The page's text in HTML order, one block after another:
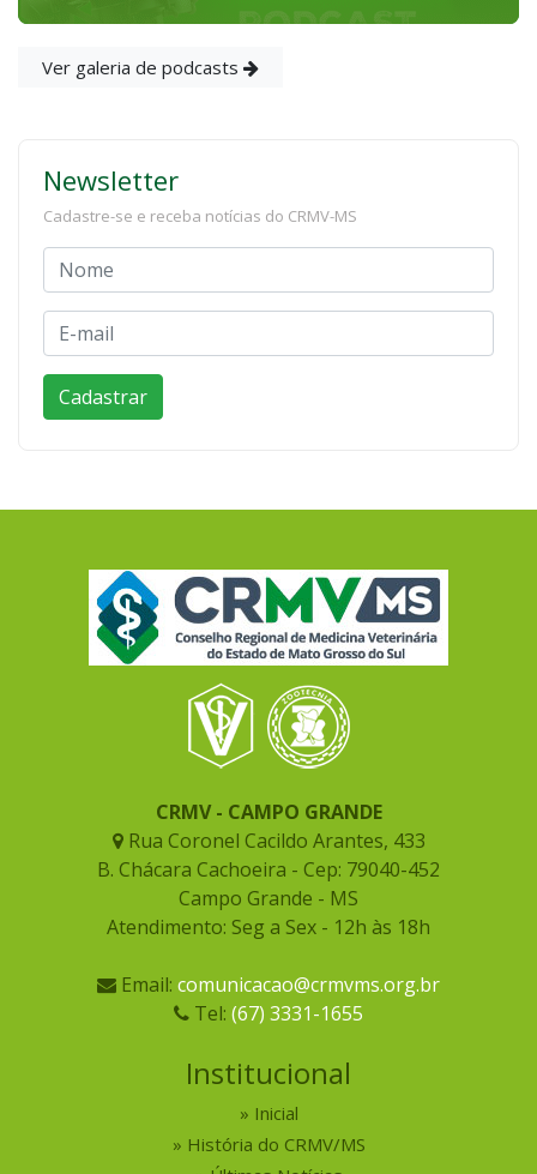
Ver galeria de podcasts
Newsletter
Cadastre-se e receba notícias do CRMV-MS
CRMV - CAMPO GRANDE
Rua Coronel Cacildo Arantes, 433
B. Chácara Cachoeira - Cep: 79040-452
Campo Grande - MS
Atendimento: Seg a Sex - 12h às 18h
Email: comunicacao@crmvms.org.br
Tel: (67) 3331-1655
Institucional
Inicial
História do CRMV/MS